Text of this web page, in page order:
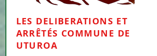
LES DELIBERATIONS ET
ARRÊTÉS COMMUNE DE
UTUROA